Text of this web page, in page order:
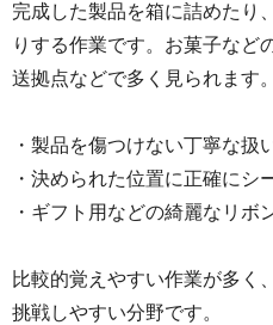
完成した製品を箱に詰めたり
りする作業です。お菓子など
送拠点などで多く見られます。
・製品を傷つけない丁寧な扱
・決められた位置に正確にシ
・ギフト用などの綺麗なリボ
比較的覚えやすい作業が多く
挑戦しやすい分野です。